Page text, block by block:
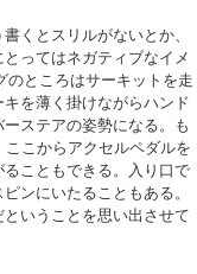
くとスリルがないとか、
ってはネガティブなイメ
のところはサーキットを走
を薄く掛けながらハンド
ステアの姿勢になる。も
こからアクセルペダルを
こともできる。入り口で
ンにいたることもある。
いうことを思い出させて